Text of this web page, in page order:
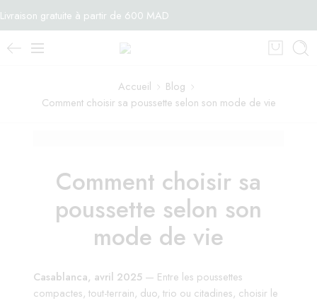
Livraison gratuite à partir de 600 MAD
Accueil
Blog
Comment choisir sa poussette selon son mode de vie
Comment choisir sa
poussette selon son
mode de vie
Casablanca, avril 2025 — Entre les poussettes
compactes, tout-terrain, duo, trio ou citadines, choisir le